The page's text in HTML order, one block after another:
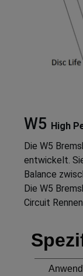
W5 High
Die W5
entwickelt.
Balance
Die W5
Circuit Rennen.